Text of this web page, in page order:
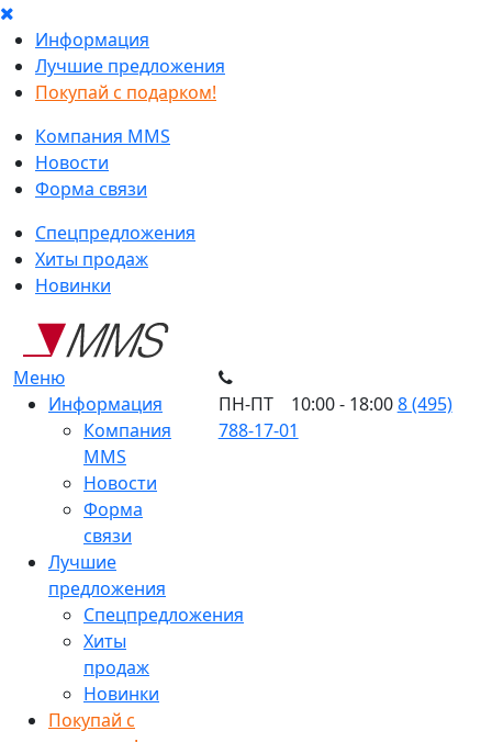
Информация
Лучшие предложения
Покупай с подарком!
Компания MMS
Новости
Форма связи
Спецпредложения
Хиты продаж
Новинки
Меню
Информация
Компания
MMS
Новости
Форма
связи
Лучшие
предложения
Спецпредложения
Хиты
продаж
Новинки
Покупай с
ПН-ПТ 10:00 - 18:008 (495)
788-17-01